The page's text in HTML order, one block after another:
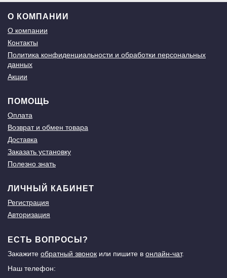
О КОМПАНИИ
О компании
Контакты
Политика конфиденциальности и обработки персональных
данных
Акции
ПОМОЩЬ
Оплата
Возврат и обмен товара
Доставка
Заказать установку
Полезно знать
ЛИЧНЫЙ КАБИНЕТ
Регистрация
Авторизация
ЕСТЬ ВОПРОСЫ?
Закажите обратный звонок или пишите в онлайн-чат.
Наш телефон: